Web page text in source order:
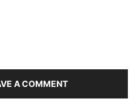
A COMMENT